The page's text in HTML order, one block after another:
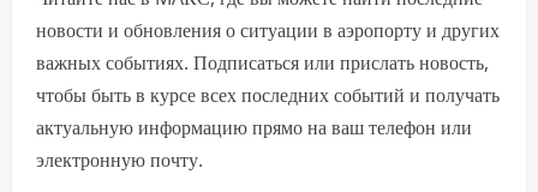
новости и обновления о ситуации в аэропорту и других
важных событиях. Подписаться или прислать новость,
чтобы быть в курсе всех последних событий и получать
актуальную информацию прямо на ваш телефон или
электронную почту.